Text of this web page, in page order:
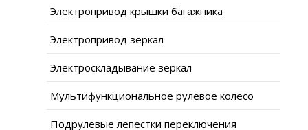
Электропривод крышки багажника
Электропривод зеркал
Электроскладывание зеркал
Мультифункциональное рулевое колесо
Подрулевые лепестки переключения